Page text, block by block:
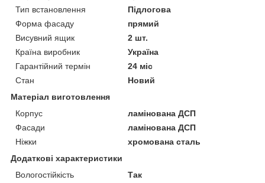
Тип встановлення
Підлогова
Форма фасаду
прямий
Висувний ящик
2 шт.
Країна виробник
Україна
Гарантійний термін
24 міс
Стан
Новий
Матеріал виготовлення
Корпус
ламінована ДСП
Фасади
ламінована ДСП
Ніжки
хромована сталь
Додаткові характеристики
Вологостійкість
Так